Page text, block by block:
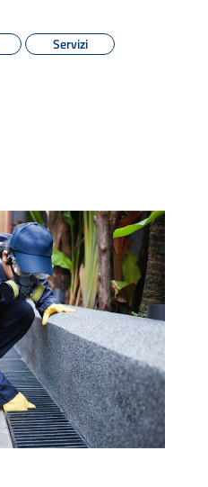
Servizi